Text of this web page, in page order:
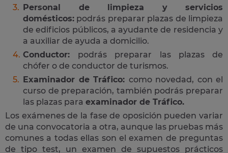
Personal de limpieza y servicios
domésticos: podrás preparar plazas de limpieza
de edificios públicos, a ayudante de residencia y
a auxiliar de ayuda a domicilio.
Conductor: podrás preparar las plazas de
chófer o de conductor de turismos.
Examinador de Tráfico: como novedad, con el
curso de preparación, también podrás preparar
las plazas para examinador de Tráfico.
Los exámenes de la fase de oposición pueden variar
de una convocatoria a otra, aunque las pruebas más
comunes a todas ellas son el examen de preguntas
de tipo test, un examen de supuestos prácticos